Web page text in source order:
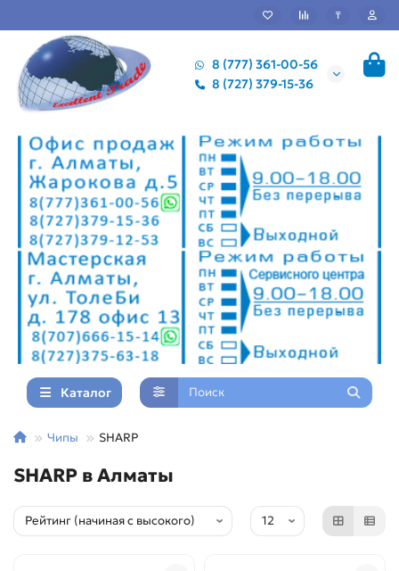
₸
8 (777) 361-00-56
8 (727) 379-15-36
Каталог
Чипы SHARP
SHARP в Алматы